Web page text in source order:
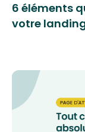
6 éléments
votre